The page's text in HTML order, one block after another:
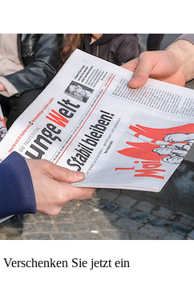
Verschenken Sie jetzt ein